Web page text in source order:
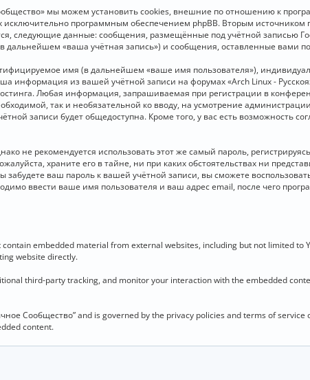
мы можем установить cookies, внешние по отношению к
исключительно программным обеспечением phpBB. Вторым
следующие данные: сообщения, размещённые под учётной записью
дальнейшем «ваша учётная запись») и сообщения, оставленные
имя (в дальнейшем «ваше имя пользователя»),
информация из вашей учётной записи на форумах «Arch Linux -
Любая информация, запрашиваемая при регистрации в
так и необязательной ко вводу, на усмотрение
записи будет общедоступна. Кроме того, у вас есть возможность
рекомендуется использовать этот же самый пароль,
храните его в тайне, ни при каких обстоятельствах ни
ваш пароль к вашей учётной записи, вы сможете
ввести ваше имя пользователя и ваш адрес email, после чего
embedded material from external websites, including but not limited
website directly.
third-party tracking, and monitor your interaction with the embedded
Сообщество” and is governed by the privacy policies and terms of
content.